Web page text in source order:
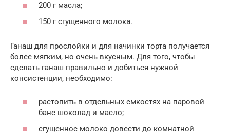
200 г масла;
150 г сгущенного молока.
Ганаш для прослойки и для начинки торта получается
более мягким, но очень вкусным. Для того, чтобы
сделать ганаш правильно и добиться нужной
консистенции, необходимо:
растопить в отдельных емкостях на паровой
бане шоколад и масло;
сгущенное молоко довести до комнатной